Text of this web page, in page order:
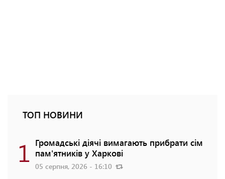
ТОП НОВИНИ
1 Громадські діячі вимагають прибрати сім
пам'ятників у Харкові
05 серпня, 2026 - 16:10